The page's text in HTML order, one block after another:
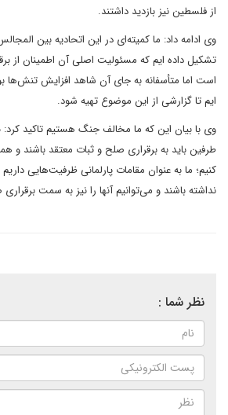
از فلسطین نیز بازدید داشتند.
وی ادامه داد: ما کمیته‌ای در این اتحادیه بین
تشکیل داده ایم که مسئولیت اصلی آن اطمینان از
است اما متأسفانه به جای آن شاهد افزایش تنش‌ها
ایم تا گزارشی از این موضوع تهیه شود.
وی با بیان این که ما مخالف جنگ هستیم تاکید کرد:
طرفین باید به برقراری صلح و ثبات معتقد باشند و
کنیم؛ ما به عنوان مقامات پارلمانی ظرفیت‌هایی
نداشته باشند و می‌توانیم آنها را نیز به سمت
نظر شما :